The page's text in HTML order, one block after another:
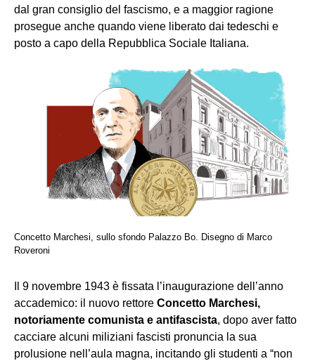
dal gran consiglio del fascismo, e a maggior ragione
prosegue anche quando viene liberato dai tedeschi e
posto a capo della Repubblica Sociale Italiana.
Concetto Marchesi, sullo sfondo Palazzo Bo. Disegno di Marco
Roveroni
Il 9 novembre 1943 è fissata l’inaugurazione dell’anno
accademico: il nuovo rettore Concetto Marchesi,
notoriamente comunista e antifascista, dopo aver fatto
cacciare alcuni miliziani fascisti pronuncia la sua
prolusione nell’aula magna, incitando gli studenti a “non